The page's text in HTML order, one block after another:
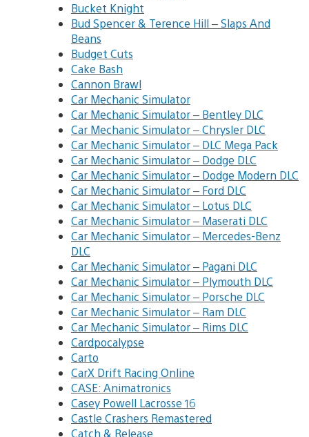
Bucket Knight
Bud Spencer & Terence Hill – Slaps And
Beans
Budget Cuts
Cake Bash
Cannon Brawl
Car Mechanic Simulator
Car Mechanic Simulator – Bentley DLC
Car Mechanic Simulator – Chrysler DLC
Car Mechanic Simulator – DLC Mega Pack
Car Mechanic Simulator – Dodge DLC
Car Mechanic Simulator – Dodge Modern DLC
Car Mechanic Simulator – Ford DLC
Car Mechanic Simulator – Lotus DLC
Car Mechanic Simulator – Maserati DLC
Car Mechanic Simulator – Mercedes-Benz
DLC
Car Mechanic Simulator – Pagani DLC
Car Mechanic Simulator – Plymouth DLC
Car Mechanic Simulator – Porsche DLC
Car Mechanic Simulator – Ram DLC
Car Mechanic Simulator – Rims DLC
Cardpocalypse
Carto
CarX Drift Racing Online
CASE: Animatronics
Casey Powell Lacrosse 16
Castle Crashers Remastered
Catch & Release